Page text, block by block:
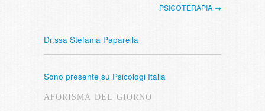
PSICOTERAPIA →
Dr.ssa Stefania Paparella
Sono presente su Psicologi Italia
AFORISMA DEL GIORNO